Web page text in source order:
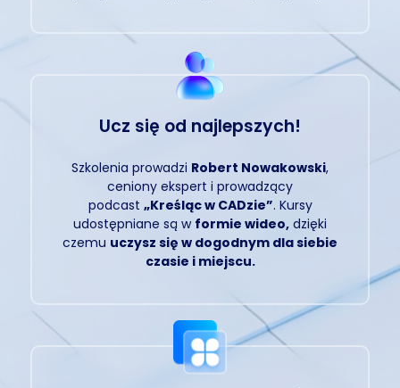
Ucz się od najlepszych!
Szkolenia prowadzi Robert Nowakowski,
ceniony ekspert i prowadzący
podcast „Kreśląc w CADzie”. Kursy
udostępniane są w formie wideo, dzięki
czemu uczysz się w dogodnym dla siebie
czasie i miejscu.